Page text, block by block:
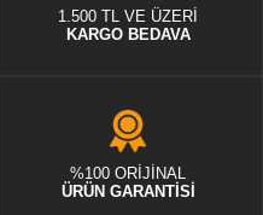
1.500 TL VE ÜZERİ
KARGO BEDAVA
%100 ORİJİNAL
ÜRÜN GARANTİSİ